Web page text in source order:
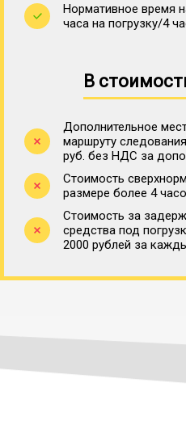
Нормативное время
часа на погрузку/4
В
Дополнительное
маршруту
руб. без НДС за
Стоимость
размере более 4
Стоимость за
средства под
2000 рублей за